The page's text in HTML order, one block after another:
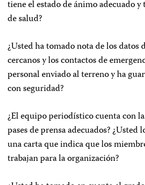
tiene el estado de ánimo adecuado
de salud?
¿Usted ha tomado nota de los datos
cercanos y los contactos de
personal enviado al terreno y ha
con seguridad?
¿El equipo periodístico cuenta con
pases de prensa adecuados? ¿Usted
una carta que indica que los
trabajan para la organización?